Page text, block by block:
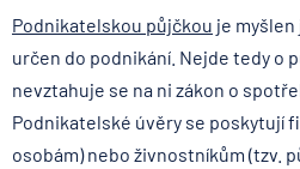
Podnikatelskou půjčkou je
určen do podnikání. Nejde tedy o
nevztahuje se na ni zákon o
Podnikatelské úvěry se poskytují
osobám) nebo živnostníkům (tzv.